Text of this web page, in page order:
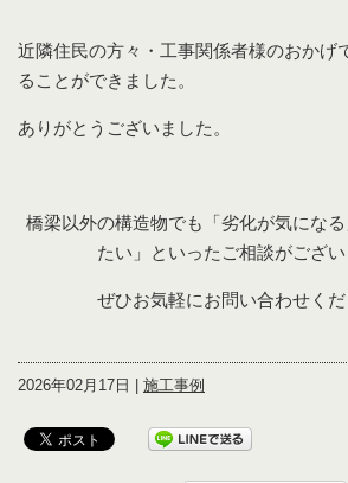
近隣住民の方々・工事関係者様のおかげ
ることができました。
ありがとうございました。
橋梁以外の構造物でも「劣化が気にな
たい」といったご相談がござい
ぜひお気軽にお問い合わせくだ
2026年02月17日 | 施工事例